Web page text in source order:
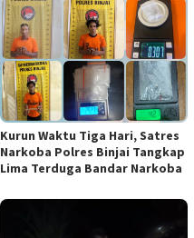
Kurun Waktu Tiga Hari, Satres
Narkoba Polres Binjai Tangkap
Lima Terduga Bandar Narkoba